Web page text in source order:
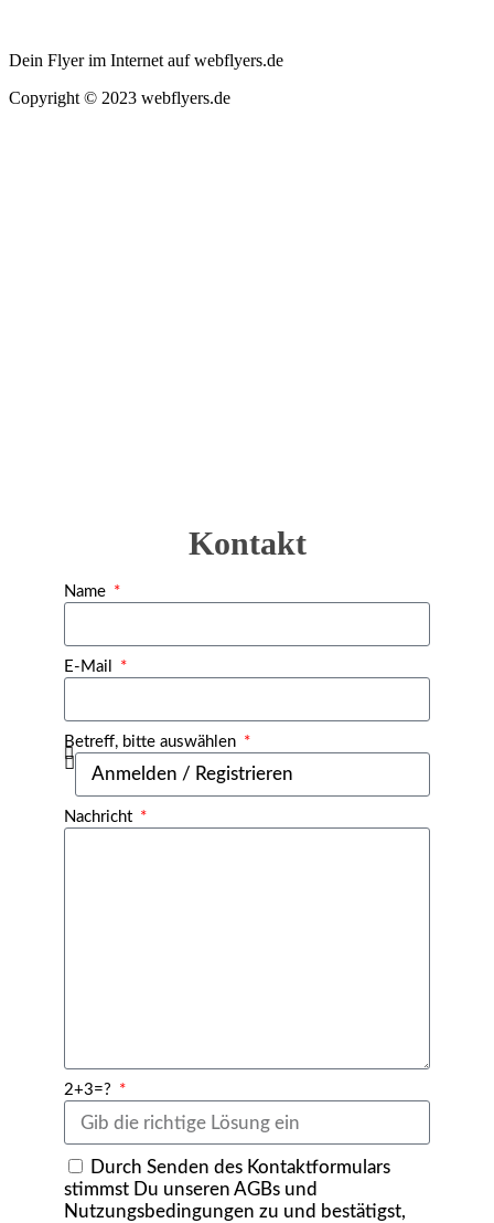
Dein Flyer im Internet auf webflyers.de
Copyright © 2023 webflyers.de
Kontakt
Name
E-Mail
Betreff, bitte auswählen
Nachricht
2+3=?
Durch Senden des Kontaktformulars
stimmst Du unseren AGBs und
Nutzungsbedingungen zu und bestätigst,